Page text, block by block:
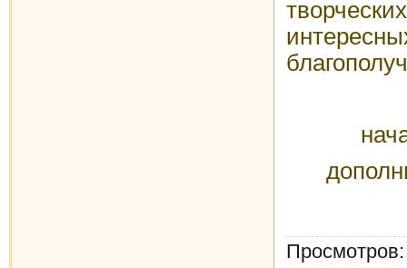
Просмотров